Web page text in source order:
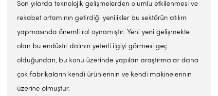
Son yılarda teknolojik gelişmelerden olumlu etkilenmesi ve
rekabet ortamının getirdiği yenilikler bu sektörün atılım
yapmasında önemli rol oynamıştır. Yeni yeni gelişmekte
olan bu endüstri dalının yeterli ilgiyi görmesi geç
olduğundan, bu konu üzerinde yapılan araştırmalar daha
çok fabrikaların kendi ürünlerinin ve kendi makinelerinin
üzerine olmuştur.